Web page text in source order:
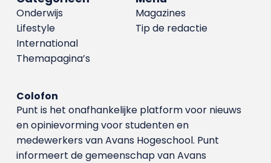
Magazines
Tip de redactie
Onderwijs
Lifestyle
International
Themapagina’s
Colofon
Punt is het onafhankelijke platform voor nieuws
en opinievorming voor studenten en
medewerkers van Avans Hoge­school. Punt
informeert de gemeenschap van Avans